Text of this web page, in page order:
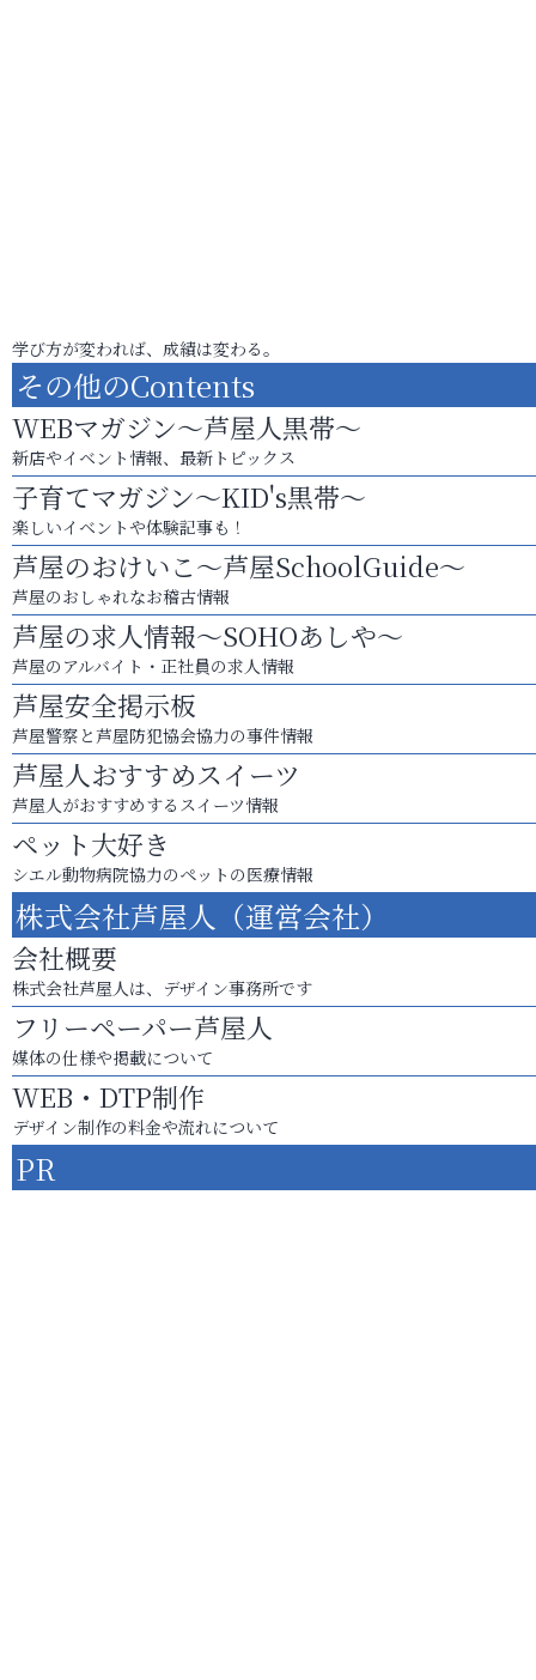
学び方が変われば、成績は変わる。
その他のContents
WEBマガジン～芦屋人黒帯～
新店やイベント情報、最新トピックス
子育てマガジン～KID's黒帯～
楽しいイベントや体験記事も！
芦屋のおけいこ～芦屋SchoolGuide～
芦屋のおしゃれなお稽古情報
芦屋の求人情報～SOHOあしや～
芦屋のアルバイト・正社員の求人情報
芦屋安全掲示板
芦屋警察と芦屋防犯協会協力の事件情報
芦屋人おすすめスイーツ
芦屋人がおすすめするスイーツ情報
ペット大好き
シエル動物病院協力のペットの医療情報
株式会社芦屋人（運営会社）
会社概要
株式会社芦屋人は、デザイン事務所です
フリーペーパー芦屋人
媒体の仕様や掲載について
WEB・DTP制作
デザイン制作の料金や流れについて
PR